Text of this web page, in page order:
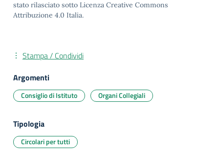
stato rilasciato sotto Licenza Creative Commons
Attribuzione 4.0 Italia.
Stampa / Condividi
Argomenti
Consiglio di Istituto Organi Collegiali
Tipologia
Circolari per tutti